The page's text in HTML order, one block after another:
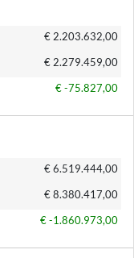
€ 2.203.632,00
€ 2.279.459,00
€ -75.827,00
€ 6.519.444,00
€ 8.380.417,00
€ -1.860.973,00